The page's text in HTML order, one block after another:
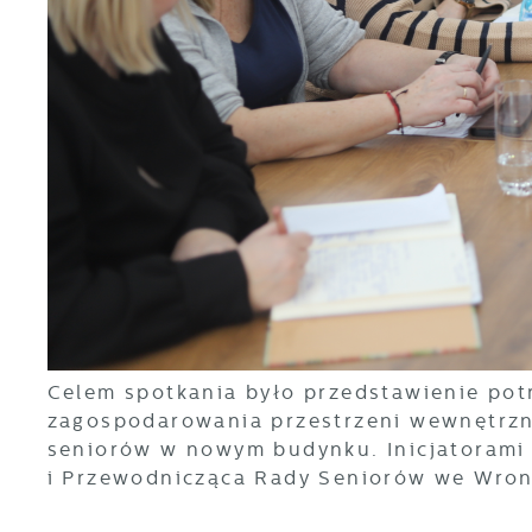
Celem spotkania było przedstawienie
zagospodarowania przestrzeni
seniorów w nowym budynku.
i Przewodnicząca Rady Seniorów we